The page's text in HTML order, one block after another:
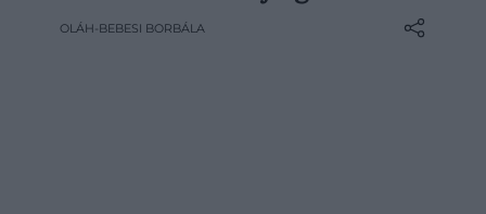
szerepét Christopher Nolan
monumentális filmjében. Luciana Barroso
OLÁH-BEBESI BORBÁLA